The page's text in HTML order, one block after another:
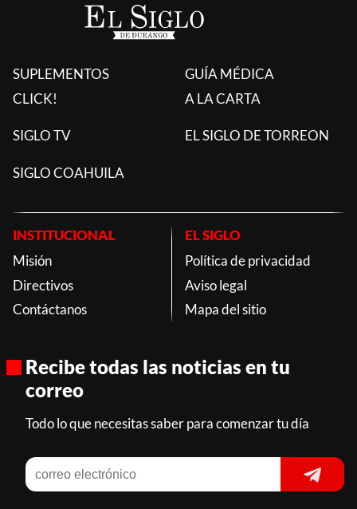
SUPLEMENTOS
CLICK!
GUÍA MÉDICA
A LA CARTA
SIGLO TV EL SIGLO DE TORREON
SIGLO COAHUILA
INSTITUCIONAL
Misión
Directivos
Contáctanos
EL SIGLO
Política de privacidad
Aviso legal
Mapa del sitio
Recibe todas las noticias en tu
correo
Todo lo que necesitas saber para comenzar tu día